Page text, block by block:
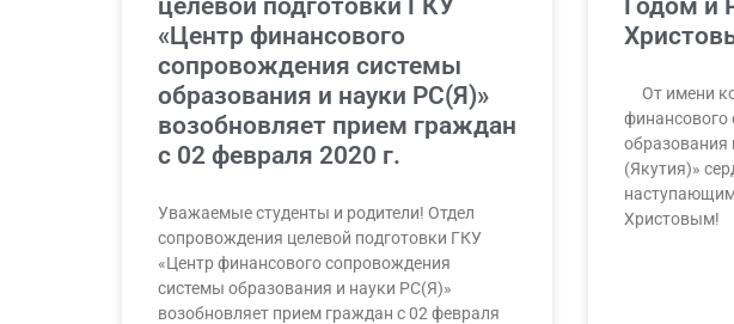
целевой подготовки ГКУ
«Центр финансового
сопровождения системы
образования и науки РС(Я)»
возобновляет прием граждан
с 02 февраля 2020 г.
Уважаемые студенты и родители! Отдел
сопровождения целевой подготовки ГКУ
«Центр финансового сопровождения
системы образования и науки РС(Я)»
возобновляет прием граждан с 02 февраля
Годом и
От имени
финансового
образования
(Якутия)»
Христовым!